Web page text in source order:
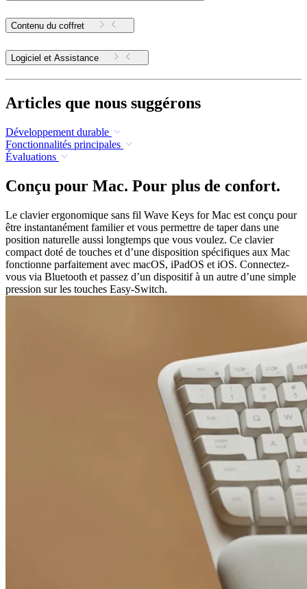
Contenu du coffret
Logiciel et Assistance
Articles que nous suggérons
Développement durable
Fonctionnalités principales
Évaluations
Conçu pour Mac. Pour plus de confort.
Le clavier ergonomique sans fil Wave Keys for Mac est conçu pour
être instantanément familier et vous permettre de taper dans une
position naturelle aussi longtemps que vous voulez. Ce clavier
compact doté de touches et d’une disposition spécifiques aux Mac
fonctionne parfaitement avec macOS, iPadOS et iOS. Connectez-
vous via Bluetooth et passez d’un dispositif à un autre d’une simple
pression sur les touches Easy-Switch.